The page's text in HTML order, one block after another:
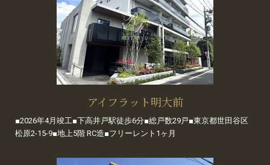
アイフラット明大前
■2026年4月竣工■下高井戸駅徒歩6分■総戸数29戸■東京都世田谷区
松原2-15-9■地上5階 RC造■フリーレント1ヶ月